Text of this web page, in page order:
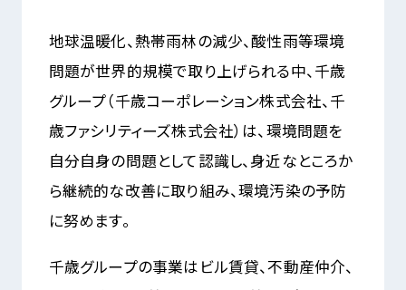
地球温暖化、熱帯雨林の減少、酸性雨等環境
問題が世界的規模で取り上げられる中、千歳
グループ（千歳コーポレーション株式会社、千
歳ファシリティーズ株式会社）は、環境問題を
自分自身の問題として認識し、身近なところか
ら継続的な改善に取り組み、環境汚染の予防
に努めます。
千歳グループの事業はビル賃貸、不動産仲介、